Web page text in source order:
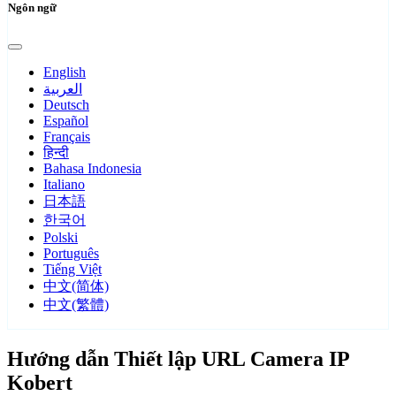
Ngôn ngữ
English
العربية
Deutsch
Español
Français
हिन्दी
Bahasa Indonesia
Italiano
日本語
한국어
Polski
Português
Tiếng Việt
中文(简体)
中文(繁體)
Hướng dẫn Thiết lập URL Camera IP
Kobert